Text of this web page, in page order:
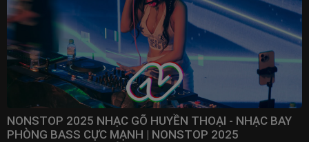
NONSTOP 2025 NHẠC GÕ HUYỀN THOẠI - NHẠC BAY
PHÒNG BASS CỰC MẠNH | NONSTOP 2025